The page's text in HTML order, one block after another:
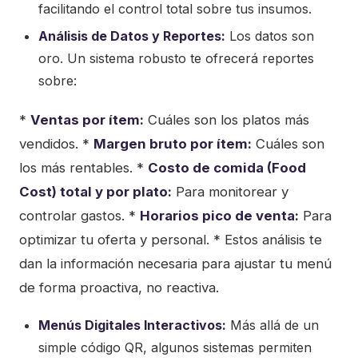
facilitando el control total sobre tus insumos.
Análisis de Datos y Reportes: Los datos son
oro. Un sistema robusto te ofrecerá reportes
sobre:
* Ventas por ítem: Cuáles son los platos más
vendidos. * Margen bruto por ítem: Cuáles son
los más rentables. * Costo de comida (Food
Cost) total y por plato: Para monitorear y
controlar gastos. * Horarios pico de venta: Para
optimizar tu oferta y personal. * Estos análisis te
dan la información necesaria para ajustar tu menú
de forma proactiva, no reactiva.
Menús Digitales Interactivos: Más allá de un
simple código QR, algunos sistemas permiten